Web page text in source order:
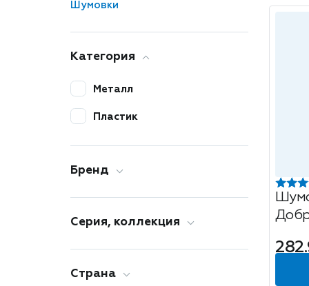
Шумовки
Категория
Металл
Пластик
Бренд
Серия, коллекция
Страна